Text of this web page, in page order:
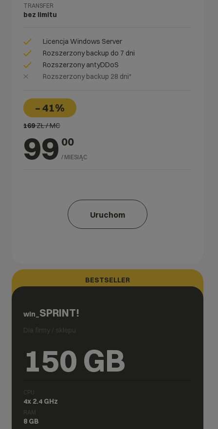
TRANSFER
bez limitu
Licencja Windows Server
Rozszerzony backup do 7 dni
Rozszerzony antyDDoS
Rozszerzony backup 28 dni*
169ZŁ / MC
– 41%
99 00
/ MIESIĄC
Uruchom
BESTSELLER
win_ SPRINT!
Dla firmy / sklepu
150 GB
CPU
4x 2.4 GHz
RAM
8 GB